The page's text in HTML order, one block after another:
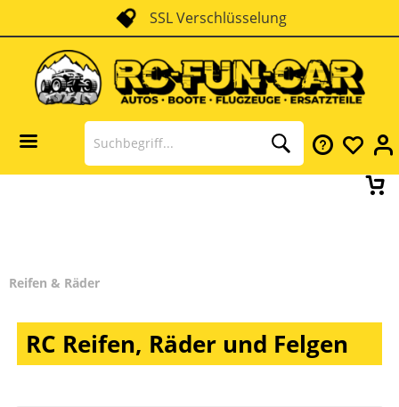
SSL Verschlüsselung
Reifen & Räder
RC Reifen, Räder und Felgen